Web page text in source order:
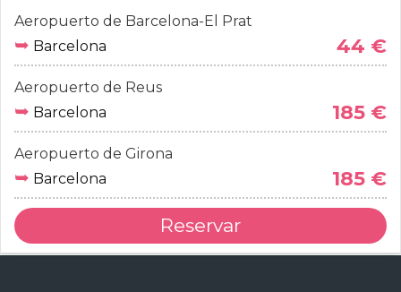
Aeropuerto de Barcelona-El Prat
➥ Barcelona 44 €
Aeropuerto de Reus
➥ Barcelona 185 €
Aeropuerto de Girona
➥ Barcelona 185 €
Reservar